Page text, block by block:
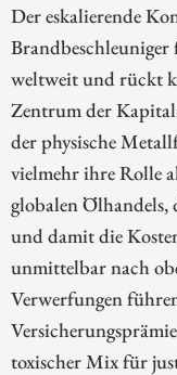
Der eskalierende
weltweit und rückt
Zentrum der
der physische
vielmehr ihre Rolle
globalen Ölhandels,
und damit die
unmittelbar nach
Verwerfungen
toxischer Mix für